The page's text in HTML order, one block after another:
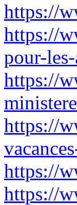
https://
https://
pour-
https://
https://
https://
https://